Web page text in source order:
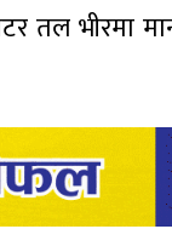
तल भीरमा